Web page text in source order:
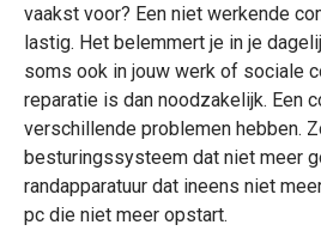
vaakst voor? Een niet werkende
lastig. Het belemmert je in je
soms ook in jouw werk of sociale
reparatie is dan noodzakelijk. Een
verschillende problemen hebben.
besturingssysteem dat niet meer
randapparatuur dat ineens niet
pc die niet meer opstart.